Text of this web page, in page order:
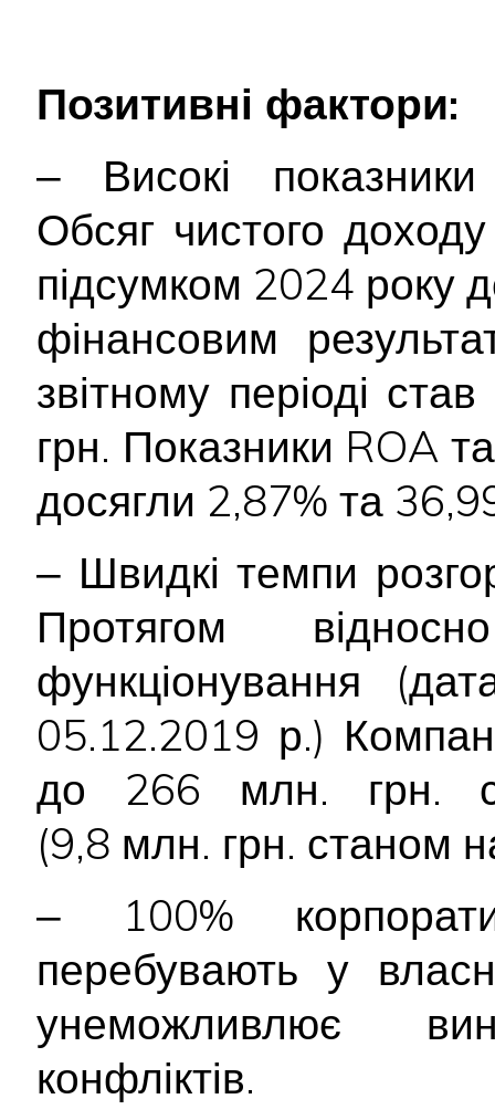
Позитивні фактори:
‒ Високі показники
Обсяг чистого доходу
підсумком 2024 року
фінансовим
звітному періоді
грн. Показники ROA
досягли 2,87% та
‒ Швидкі темпи
Протягом
функціонування
05.12.2019 р.)
до 266 млн. грн.
(9,8 млн. грн. станом
‒ 100%
перебувають у
унеможливлює
конфліктів.